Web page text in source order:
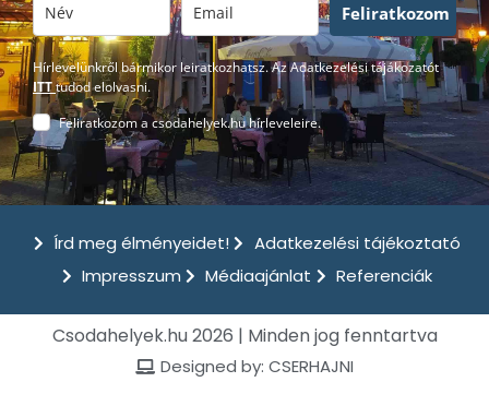
Feliratkozom
Hírlevelünkről bármikor leiratkozhatsz. Az Adatkezelési tájákozatót
ITTtudod elolvasni.
Feliratkozom a csodahelyek.hu hírleveleire.
Írd meg élményeidet!
Adatkezelési tájékoztató
Impresszum
Médiaajánlat Referenciák
Csodahelyek.hu 2026 | Minden jog fenntartva
Designed by: CSERHAJNI